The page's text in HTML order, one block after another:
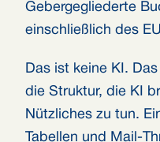
Gebergegliederte
einschließlich des
Das ist keine KI.
die Struktur, die KI
Nützliches zu tun.
Tabellen und Mail-